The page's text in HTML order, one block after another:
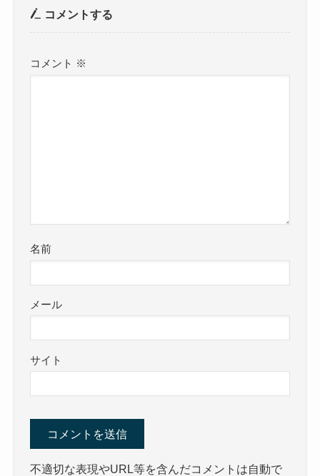
コメントする
コメント ※
名前
メール
サイト
不適切な表現やURL等を含んだコメントは自動で